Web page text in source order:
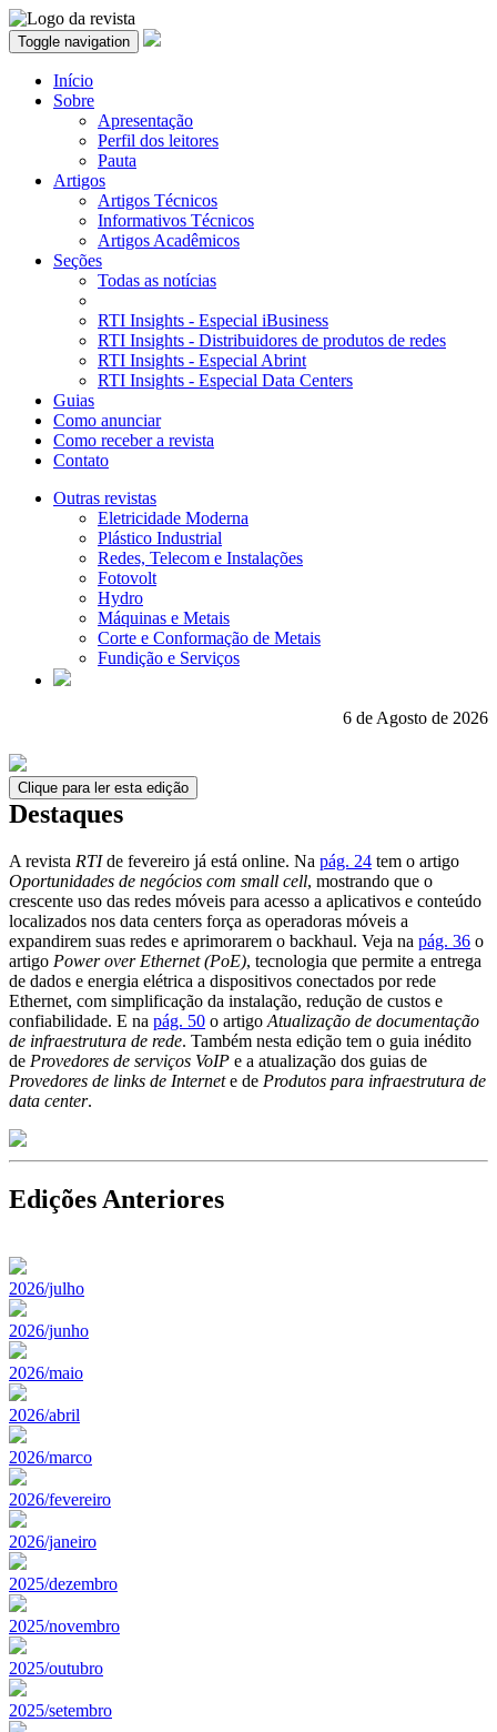
Toggle navigation
Início
Sobre
Apresentação
Perfil dos leitores
Pauta
Artigos
Artigos Técnicos
Informativos Técnicos
Artigos Acadêmicos
Seções
Todas as notícias
RTI Insights - Especial iBusiness
RTI Insights - Distribuidores de produtos de redes
RTI Insights - Especial Abrint
RTI Insights - Especial Data Centers
Guias
Como anunciar
Como receber a revista
Contato
Outras revistas
Eletricidade Moderna
Plástico Industrial
Redes, Telecom e Instalações
Fotovolt
Hydro
Máquinas e Metais
Corte e Conformação de Metais
Fundição e Serviços
6 de Agosto de 2026
Clique para ler esta edição
Destaques
A revista RTIde fevereiro já está online. Na pág. 24 tem o artigo
Oportunidades de negócios com small cell, mostrando que o
crescente uso das redes móveis para acesso a aplicativos e conteúdo
localizados nos data centers força as operadoras móveis a
expandirem suas redes e aprimorarem o backhaul. Veja na pág. 36 o
artigo Power over Ethernet (PoE), tecnologia que permite a entrega
de dados e energia elétrica a dispositivos conectados por rede
Ethernet, com simplificação da instalação, redução de custos e
confiabilidade. E na pág. 50 o artigo Atualização de documentação
de infraestrutura de rede. Também nesta edição tem o guia inédito
de Provedores de serviços VoIP e a atualização dos guias de
Provedores de links de Internete de Produtos para infraestrutura de
data center.
Edições Anteriores
2026/julho
2026/junho
2026/maio
2026/abril
2026/marco
2026/fevereiro
2026/janeiro
2025/dezembro
2025/novembro
2025/outubro
2025/setembro